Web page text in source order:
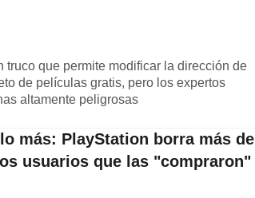
que permite modificar la dirección de
de películas gratis, pero los expertos
altamente peligrosas
más: PlayStation borra más de
usuarios que las "compraron"